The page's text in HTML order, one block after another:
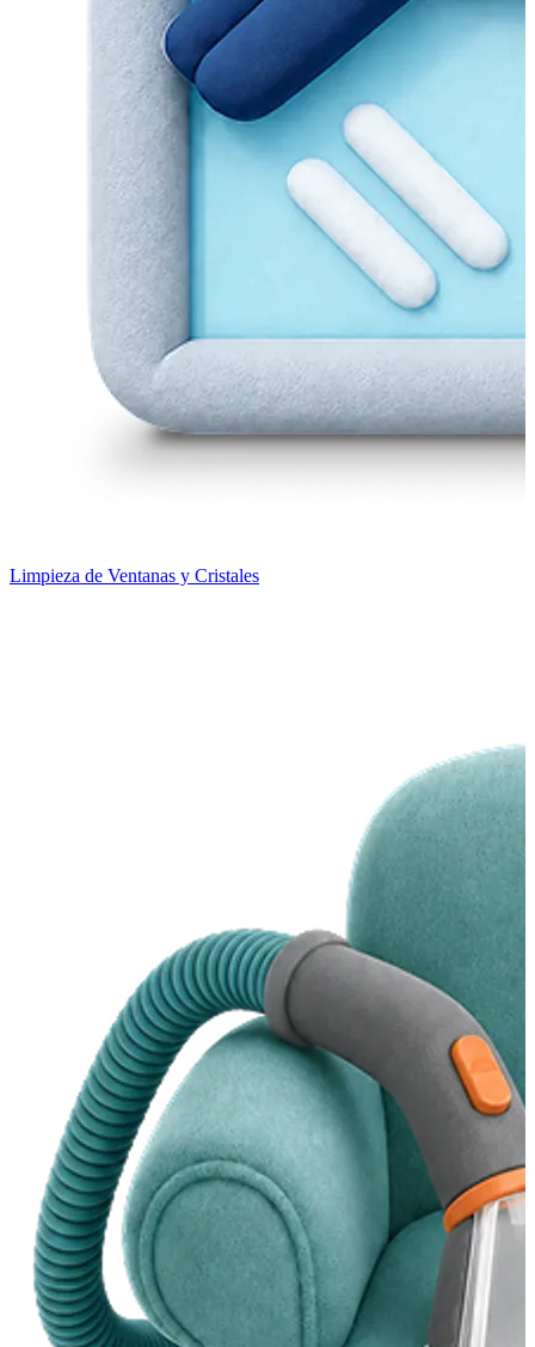
Limpieza de Ventanas y Cristales